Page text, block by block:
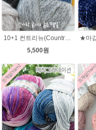
10+1 컨트리뉴(Country new) 굵은털실/컨트리뉴 뜨개실/뜨개질 뉴컨트리/컨트리실/컨트리뜨개실
5,500원